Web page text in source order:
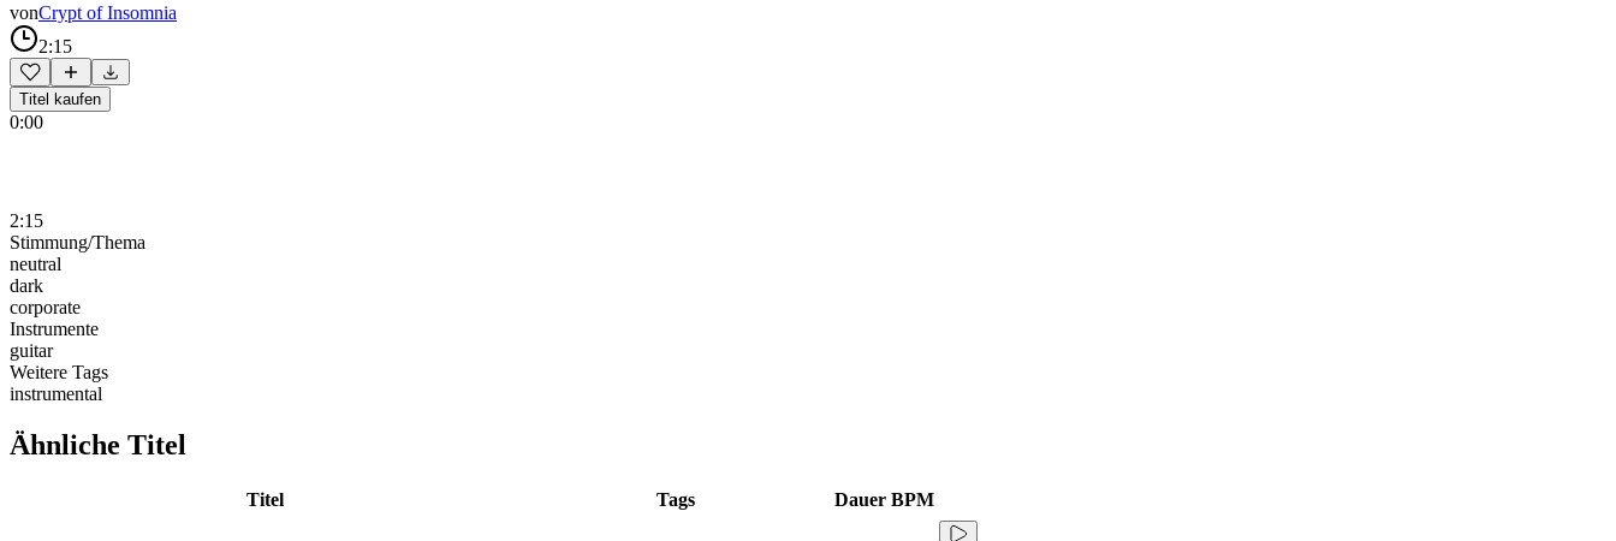
vonCrypt of Insomnia
2:15
Titel kaufen
0:00
2:15
Stimmung/Thema
neutral
dark
corporate
Instrumente
guitar
Weitere Tags
instrumental
Ähnliche Titel
Titel Tags Dauer BPM